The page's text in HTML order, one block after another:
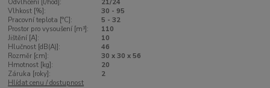
Odvlhčení [l/hod]:
21/24
Vlhkost [%]:
30 - 95
Pracovní teplota [°C]:
5 - 32
Prostor pro vysoušení [m³]:
110
Jištění [A]:
10
Hlučnost [dB(A)]:
46
Rozměr [cm]:
30 x 30 x 56
Hmotnost [kg]:
20
Záruka [roky]:
2
Hlídat cenu / dostupnost